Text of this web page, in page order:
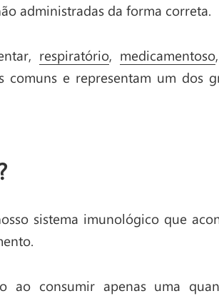
administradas da forma correta.
respiratório, medicamentoso
comuns e representam um dos
sistema imunológico que
ao consumir apenas uma